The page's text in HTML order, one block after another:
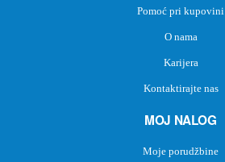
Pomoć pri kupovini
O nama
Karijera
Kontaktirajte nas
MOJ NALOG
Moje porudžbine